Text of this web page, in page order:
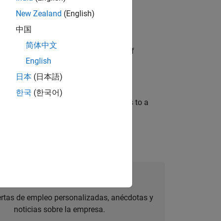
partners in the design and delivery of
software and related services to a
de empleo personalizadas, anécdotas y
noticias sobre la empresa.
New Zealand (English)
中国
简体中文
English
日本 (日本語)
한국 (한국어)